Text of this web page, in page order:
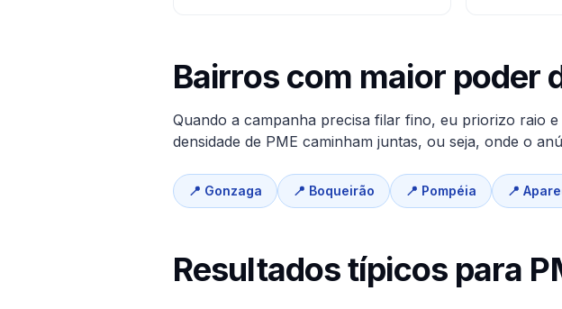
Bairros com maior poder
Quando a campanha precisa filar fino, eu priorizo raio
densidade de PME caminham juntas, ou seja, onde o
📍 Gonzaga 📍 Boqueirão 📍 Pompéia 📍
Resultados típicos para